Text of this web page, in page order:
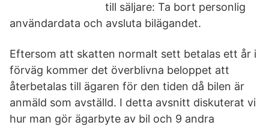
till säljare: Ta bort personlig
användardata och avsluta bilägandet.
Eftersom att skatten normalt sett betalas ett år i
förväg kommer det överblivna beloppet att
återbetalas till ägaren för den tiden då bilen är
anmäld som avställd. I detta avsnitt diskuterat vi
hur man gör ägarbyte av bil och 9 andra